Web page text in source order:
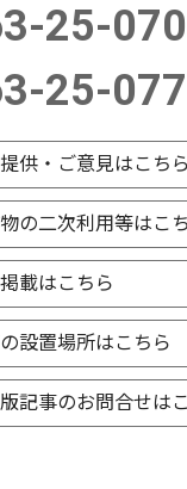
25-
25-
供・ご意見はこちら
の二次利用等はこ
載はこちら
設置場所はこちら
記事のお問合せは